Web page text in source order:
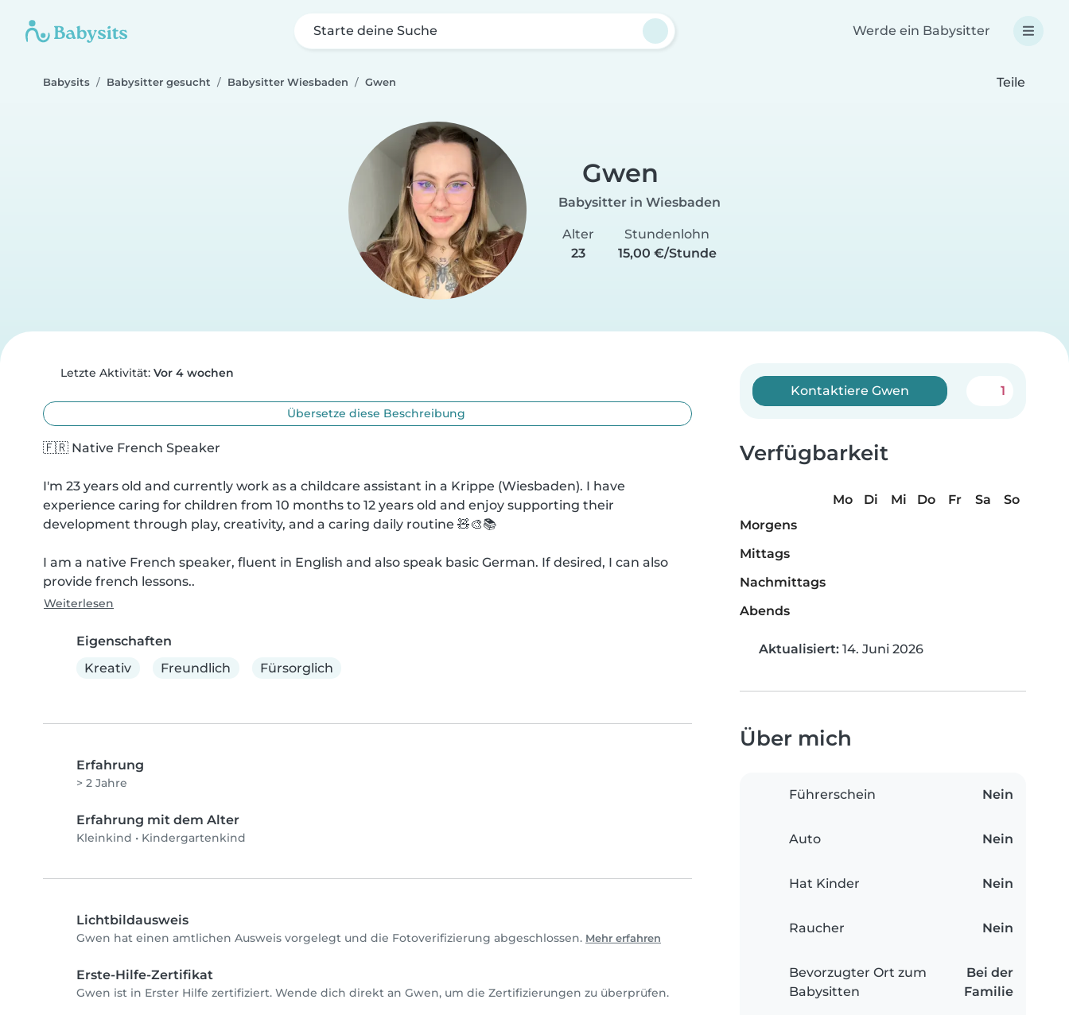
Starte deine Suche Werde ein Babysitter
Babysits Babysitter gesucht Babysitter Wiesbaden Gwen Teile
Gwen
Babysitter in Wiesbaden
Alter
23
Stundenlohn
15,00 €/Stunde
Letzte Aktivität: Vor 4 wochen
Übersetze diese Beschreibung
🇫🇷 Native French Speaker
I'm 23 years old and currently work as a childcare assistant in a Krippe (Wiesbaden). I have
experience caring for children from 10 months to 12 years old and enjoy supporting their
development through play, creativity, and a caring daily routine 🧸🎨📚
I am a native French speaker, fluent in English and also speak basic German. If desired, I can also
provide french lessons..
Weiterlesen
Eigenschaften
Kreativ
Freundlich Fürsorglich
Erfahrung
> 2 Jahre
Erfahrung mit dem Alter
Kleinkind • Kindergartenkind
Lichtbildausweis
Gwen hat einen amtlichen Ausweis vorgelegt und die Fotoverifizierung abgeschlossen. Mehr erfahren
Erste-Hilfe-Zertifikat
Gwen ist in Erster Hilfe zertifiziert. Wende dich direkt an Gwen, um die Zertifizierungen zu überprüfen.
Kontaktiere Gwen 1
Verfügbarkeit
Mo Di Mi Do Fr Sa
So
Morgens
Mittags
Nachmittags
Abends
Aktualisiert: 14. Juni 2026
Über mich
Führerschein Nein
Auto Nein
Hat Kinder Nein
Raucher Nein
Bevorzugter Ort zum
Babysitten
Bei der
Familie